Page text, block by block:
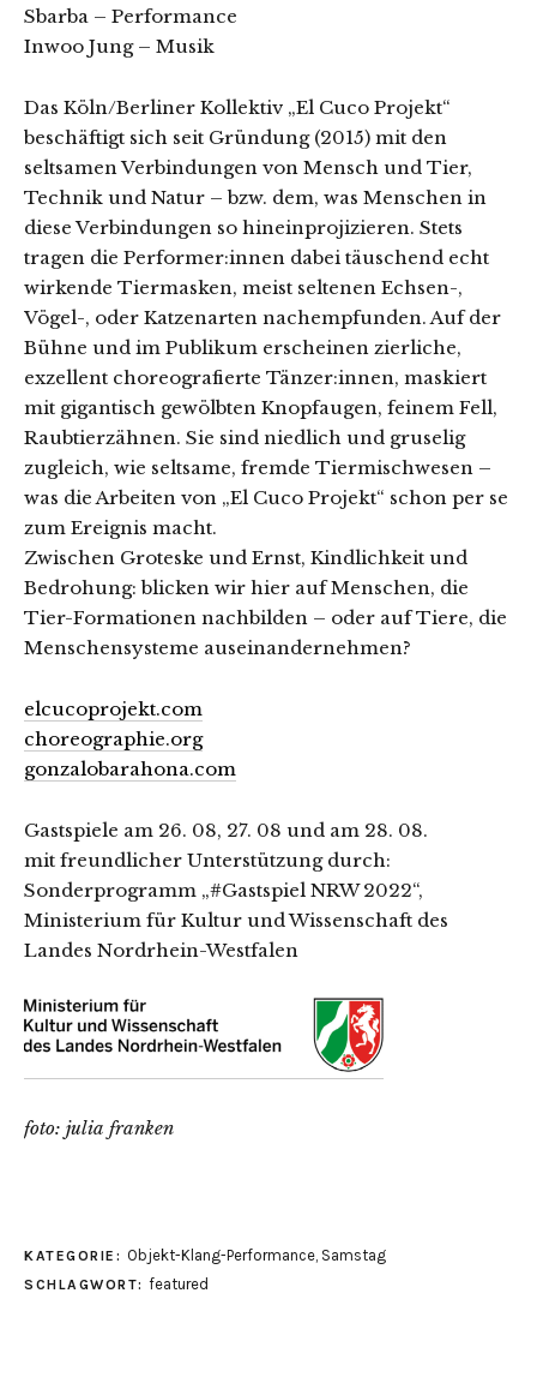
Sbarba – Performance
Inwoo Jung – Musik
Das Köln/Berliner Kollektiv „El Cuco Projekt“
beschäftigt sich seit Gründung (2015) mit den
seltsamen Verbindungen von Mensch und Tier,
Technik und Natur – bzw. dem, was Menschen in
diese Verbindungen so hineinprojizieren. Stets
tragen die Performer:innen dabei täuschend echt
wirkende Tiermasken, meist seltenen Echsen-,
Vögel-, oder Katzenarten nachempfunden. Auf der
Bühne und im Publikum erscheinen zierliche,
exzellent choreografierte Tänzer:innen, maskiert
mit gigantisch gewölbten Knopfaugen, feinem Fell,
Raubtierzähnen. Sie sind niedlich und gruselig
zugleich, wie seltsame, fremde Tiermischwesen –
was die Arbeiten von „El Cuco Projekt“ schon per se
zum Ereignis macht.
Zwischen Groteske und Ernst, Kindlichkeit und
Bedrohung: blicken wir hier auf Menschen, die
Tier-Formationen nachbilden – oder auf Tiere, die
Menschensysteme auseinandernehmen?
elcucoprojekt.com
choreographie.org
gonzalobarahona.com
Gastspiele am 26. 08, 27. 08 und am 28. 08.
mit freundlicher Unterstützung durch:
Sonderprogramm „#Gastspiel NRW 2022“,
Ministerium für Kultur und Wissenschaft des
Landes Nordrhein-Westfalen
foto: julia franken
KATEGORIE: Objekt-Klang-Performance, Samstag
SCHLAGWORT: featured